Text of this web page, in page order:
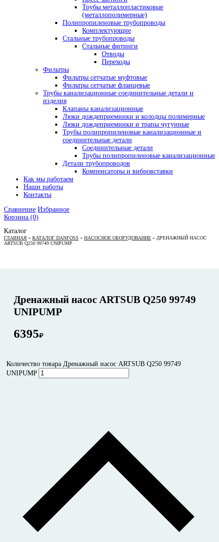
Трубы металлопластиковые
(металлополимерные)
Полипропиленовые трубопроводы
Комплектующие
Стальные трубопроводы
Стальные фитинги
Отводы
Переходы
Фильтры
Фильтры сетчатые муфтовые
Фильтры сетчатые фланцевые
Трубы канализационные соединительные детали и
изделия
Клапаны канализационные
Люки дождеприемники и колодцы полимерные
Люки дождеприемники и трапы чугунные
Трубы полипропиленовые канализационные и
соединительные детали
Соединительные детали
Трубы полипропиленовые канализационные
Детали трубопроводов
Компенсаторы и вибровставки
Как мы работаем
Наши работы
Контакты
Сравнение Избранное
Корзина (0)
Каталог
ГЛАВНАЯ » КАТАЛОГ DANFOSS » НАСОСНОЕ ОБОРУДОВАНИЕ » ДРЕНАЖНЫЙ НАСОС
ARTSUB Q250 99749 UNIPUMP
Дренажный насос ARTSUB Q250 99749
UNIPUMP
6395₽
Количество товара Дренажный насос ARTSUB Q250 99749
UNIPUMP